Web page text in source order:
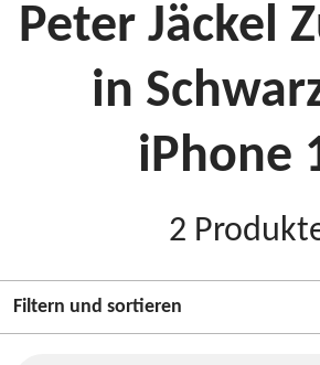
Peter Jäckel
in
iPhone
2
Filtern und sortieren